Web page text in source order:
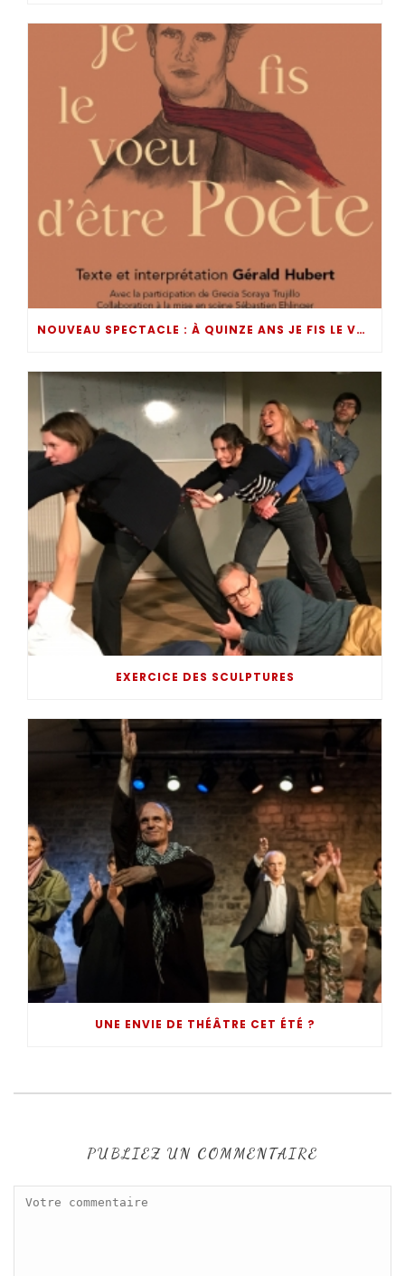
NOUVEAU SPECTACLE : À QUINZE ANS JE FIS LE VOEU D’ÊTRE POÈTE
EXERCICE DES SCULPTURES
UNE ENVIE DE THÉÂTRE CET ÉTÉ ?
PUBLIEZ UN COMMENTAIRE